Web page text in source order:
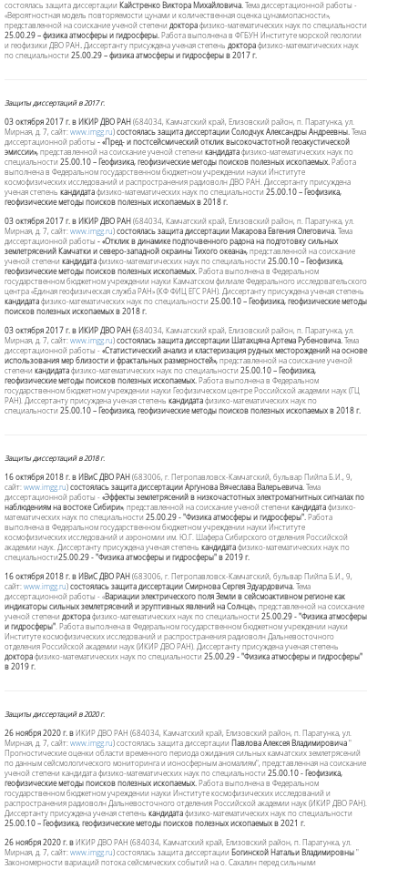
состоялась защита диссертации Кайстренко Виктора Михайловича. Тема диссертационной работы -
«Вероятностная модель повторяемости цунами и количественная оценка цунамиопасности»,
представленной на соискание ученой степени доктора физико-математических наук по специальности
25.00.29 – физика атмосферы и гидросферы. Работа выполнена в ФГБУН Институте морской геологии
и геофизики ДВО РАН. Диссертанту присуждена ученая степень доктора физико-математических наук
по специальности 25.00.29 – физика атмосферы и гидросферы в 2017 г.
Защиты диссертаций в 2017 г.
03 октября 2017 г. в ИКИР ДВО РАН (684034, Камчатский край, Елизовский район, п. Паратунка, ул.
Мирная, д. 7, сайт: www.imgg.ru) состоялась защита диссертации Солодчук Александры Андреевны. Тема
диссертационной работы - «Пред- и постсейсмический отклик высокочастотной геоакустической
эмиссии», представленной на соискание ученой степени кандидата физико-математических наук по
специальности 25.00.10 – Геофизика, геофизические методы поисков полезных ископаемых. Работа
выполнена в Федеральном государственном бюджетном учреждении науки Институте
космофизических исследований и распространения радиоволн ДВО РАН. Диссертанту присуждена
ученая степень кандидата физико-математических наук по специальности 25.00.10 – Геофизика,
геофизические методы поисков полезных ископаемых в 2018 г.
03 октября 2017 г. в ИКИР ДВО РАН (684034, Камчатский край, Елизовский район, п. Паратунка, ул.
Мирная, д. 7, сайт: www.imgg.ru) состоялась защита диссертации Макарова Евгения Олеговича. Тема
диссертационной работы - «Отклик в динамике подпочвенного радона на подготовку сильных
землетрясений Камчатки и северо-западной окраины Тихого океана», представленной на соискание
ученой степени кандидата физико-математических наук по специальности 25.00.10 – Геофизика,
геофизические методы поисков полезных ископаемых. Работа выполнена в Федеральном
государственном бюджетном учреждении науки Камчатском филиале Федерального исследовательского
центра «Единая геофизическая служба РАН» (КФ ФИЦ ЕГС РАН). Диссертанту присуждена ученая степень
кандидата физико-математических наук по специальности 25.00.10 – Геофизика, геофизические методы
поисков полезных ископаемых в 2018 г.
03 октября 2017 г. в ИКИР ДВО РАН (684034, Камчатский край, Елизовский район, п. Паратунка, ул.
Мирная, д. 7, сайт: www.imgg.ru) состоялась защита диссертации Шатахцяна Артема Рубеновича. Тема
диссертационной работы - «Статистический анализ и кластеризация рудных месторождений на основе
использования мер близости и фрактальных размерностей», представленной на соискание ученой
степени кандидата физико-математических наук по специальности 25.00.10 – Геофизика,
геофизические методы поисков полезных ископаемых. Работа выполнена в Федеральном
государственном бюджетном учреждении науки Геофизическом центре Российской академии наук (ГЦ
РАН). Диссертанту присуждена ученая степень кандидата физико-математических наук по
специальности 25.00.10 – Геофизика, геофизические методы поисков полезных ископаемых в 2018 г.
Защиты диссертаций в 2018 г.
16 октября 2018 г. в ИВиС ДВО РАН (683006, г. Петропавловск-Камчатский, бульвар Пийпа Б.И., 9,
сайт: www.imgg.ru) состоялась защита диссертации Аргунова Вячеслава Валерьевича. Тема
диссертационной работы - «Эффекты землетрясений в низкочастотных электромагнитных сигналах по
наблюдениям на востоке Сибири», представленной на соискание ученой степени кандидата физико-
математических наук по специальности 25.00.29 - "Физика атмосферы и гидросферы". Работа
выполнена в Федеральном государственном бюджетном учреждении науки Институте
космофизических исследований и аэрономии им. Ю.Г. Шафера Сибирского отделения Российской
академии наук. Диссертанту присуждена ученая степень кандидата физико-математических наук по
специальности25.00.29 - "Физика атмосферы и гидросферы" в 2019 г.
16 октября 2018 г. в ИВиС ДВО РАН (683006, г. Петропавловск-Камчатский, бульвар Пийпа Б.И., 9,
сайт: www.imgg.ru) состоялась защита диссертации Смирнова Сергея Эдуардовича. Тема
диссертационной работы - «Вариации электрического поля Земли в сейсмоактивном регионе как
индикаторы сильных землетрясений и эруптивных явлений на Солнце», представленной на соискание
ученой степени доктора физико-математических наук по специальности 25.00.29 - "Физика атмосферы
и гидросферы". Работа выполнена в Федеральном государственном бюджетном учреждении науки
Институте космофизических исследований и распространения радиоволн Дальневосточного
отделения Российской академии наук (ИКИР ДВО РАН). Диссертанту присуждена ученая степень
доктора физико-математических наук по специальности 25.00.29 - "Физика атмосферы и гидросферы"
в 2019 г.
Защиты диссертаций в 2020 г.
26 ноября 2020 г. в ИКИР ДВО РАН (684034, Камчатский край, Елизовский район, п. Паратунка, ул.
Мирная, д. 7, сайт: www.imgg.ru) состоялась защита диссертации Павлова Алексея Владимировича "
Прогностические оценки области временного периода ожидания сильных камчатских землетрясений
по данным сейсмологического мониторинга и ионосферным аномалиям", представленная на соискание
ученой степени кандидата физико-математических наук по специальности 25.00.10 - Геофизика,
геофизические методы поисков полезных ископаемых. Работа выполнена в Федеральном
государственном бюджетном учреждении науки Институте космофизических исследований и
распространения радиоволн Дальневосточного отделения Российской академии наук (ИКИР ДВО РАН).
Диссертанту присуждена ученая степень кандидата физико-математических наук по специальности
25.00.10 – Геофизика, геофизические методы поисков полезных ископаемых в 2021 г.
26 ноября 2020 г. в ИКИР ДВО РАН (684034, Камчатский край, Елизовский район, п. Паратунка, ул.
Мирная, д. 7, сайт: www.imgg.ru) состоялась защита диссертации Богинской Натальи Владимировны "
Закономерности вариаций потока сейсмических событий на о. Сахалин перед сильными